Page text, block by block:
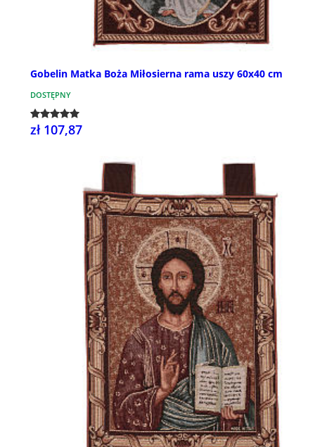
Gobelin Matka Boża Miłosierna rama uszy 60x40 cm
DOSTĘPNY
zł 107,87